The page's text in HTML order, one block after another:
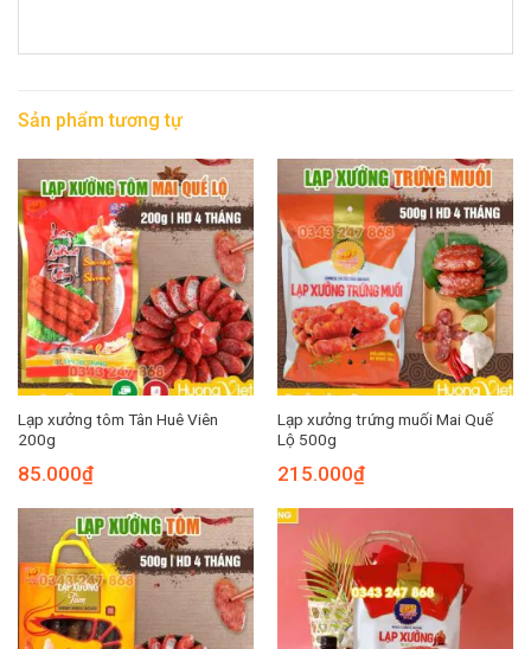
Sản phẩm tương tự
Lạp xưởng tôm Tân Huê Viên
200g
85.000₫
Lạp xưởng trứng muối Mai Quế
Lộ 500g
215.000₫